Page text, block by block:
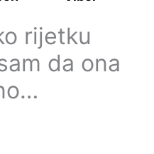
rijetku
da ona